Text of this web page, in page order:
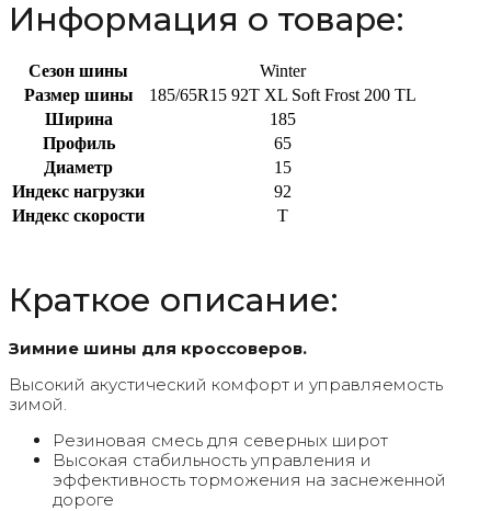
Информация о товаре:
Сезон шины
Winter
Размер шины
185/65R15 92T XL Soft Frost 200 TL
Ширина
185
Профиль
65
Диаметр
15
Индекс нагрузки
92
Индекс скорости
T
Краткое описание:
Зимние шины для кроссоверов.
Высокий акустический комфорт и управляемость
зимой.
Резиновая смесь для северных широт
Высокая стабильность управления и
эффективность торможения на заснеженной
дороге